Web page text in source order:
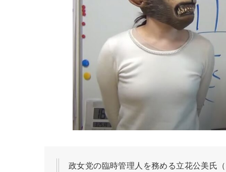
政女党の臨時管理人を務める立花公美氏